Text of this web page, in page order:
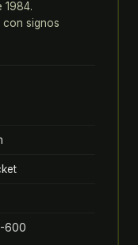
1984.
con signos
600